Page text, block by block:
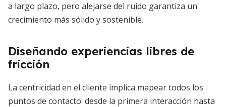
a largo plazo, pero alejarse del ruido garantiza un
crecimiento más sólido y sostenible.
Diseñando experiencias libres de
fricción
La centricidad en el cliente implica mapear todos los
puntos de contacto: desde la primera interacción hasta